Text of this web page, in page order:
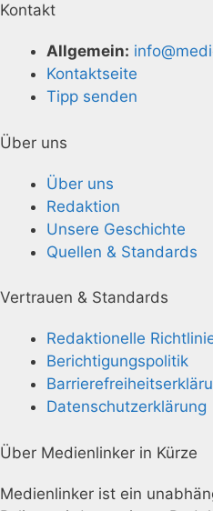
Kontakt
Allgemein:
Kontaktseite
Tipp senden
Über uns
Über uns
Redaktion
Unsere Geschichte
Quellen & Standards
Vertrauen & Standards
Redaktionelle
Berichtigungspolitik
Datenschutzerklärung
Über Medienlinker in Kürze
Medienlinker ist ein